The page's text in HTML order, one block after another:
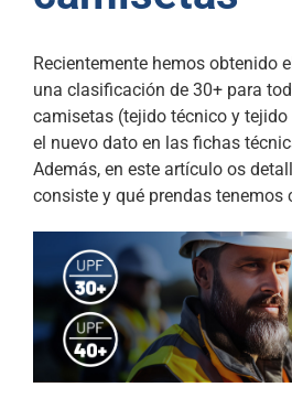
Recientemente hemos obtenido
una clasificación de 30+ para
camisetas (tejido técnico y
el nuevo dato en las fichas
Además, en este artículo os
consiste y qué prendas tenemos